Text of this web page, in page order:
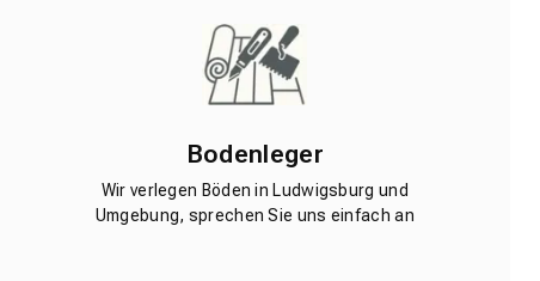
Bodenleger
Wir verlegen Böden in Ludwigsburg und
Umgebung, sprechen Sie uns einfach an